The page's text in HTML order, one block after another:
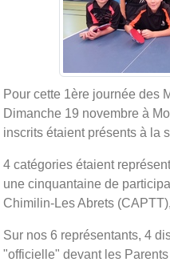
Pour cette 1ère journée des
Dimanche 19 novembre à
inscrits étaient présents à la
4 catégories étaient
une cinquantaine de
Chimilin-Les Abrets
Sur nos 6 représentants, 4
"officielle" devant les